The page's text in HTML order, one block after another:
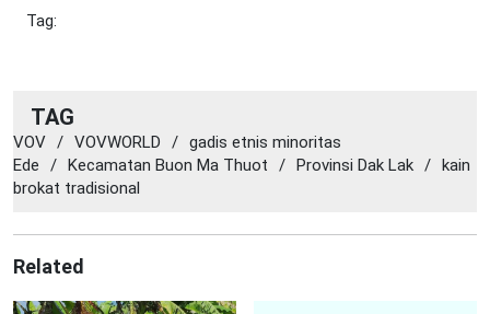
Tag:
TAG
VOV / VOVWORLD / gadis etnis minoritas
Ede
/ Kecamatan Buon Ma Thuot / Provinsi Dak Lak / kain
brokat tradisional
Related